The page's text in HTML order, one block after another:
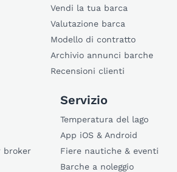
Vendi la tua barca
Valutazione barca
Modello di contratto
Archivio annunci barche
Recensioni clienti
broker
Servizio
Temperatura del lago
App iOS & Android
Fiere nautiche & eventi
Barche a noleggio